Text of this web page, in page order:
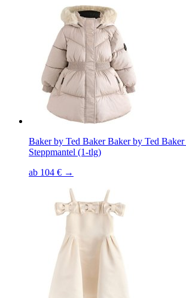
Baker by Ted Baker Baker by Ted Baker
Steppmantel (1-tlg)
ab 104 € →